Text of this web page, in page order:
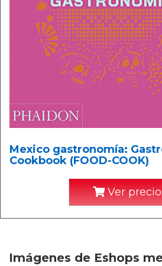
Mexico gastronomía:
Cookbook (FOOD-COOK)
Ver
Imágenes de Eshops